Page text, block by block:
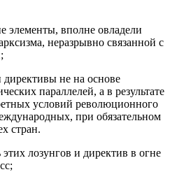
элементы, вполне овладели
неразрывно связанной с
не на основе
параллелей, а в результате
условий революционного
при обязательном
стран.
лозунгов и директив в огне